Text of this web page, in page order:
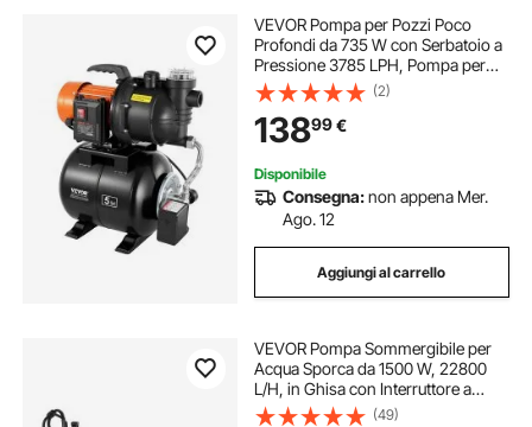
VEVOR Pompa per Pozzi Poco
Profondi da 735 W con Serbatoio a
Pressione 3785 LPH, Pompa per
Irrigazione Sistema di Aumento
Pressione d'Acqua con Filtro
Valvola di Ritegno, 1,4-2,8 Bar
Giardino Prato
(2)
13899€
Disponibile
Consegna:non appena Mer.
Ago. 12
Aggiungi al carrello
VEVOR Pompa Sommergibile per
Acqua Sporca da 1500 W, 22800
L/H, in Ghisa con Interruttore a
Galleggiante Automatico,
(49)